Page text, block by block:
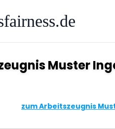
Muster
zum Arbeitszeugnis